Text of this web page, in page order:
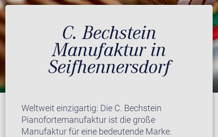
C. Bechstein
Manufaktur in
Seifhennersdorf
Weltweit einzigartig: Die C. Bechstein
Pianofortemanufaktur ist die große
Manufaktur für eine bedeutende Marke.